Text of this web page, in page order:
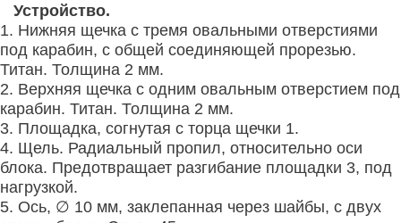
Устройство.
1. Нижняя щечка с тремя овальными отверстиями
под карабин, с общей соединяющей прорезью.
Титан. Толщина 2 мм.
2. Верхняя щечка с одним овальным отверстием под
карабин. Титан. Толщина 2 мм.
3. Площадка, согнутая с торца щечки 1.
4. Щель. Радиальный пропил, относительно оси
блока. Предотвращает разгибание площадки 3, под
нагрузкой.
5. Ось, ∅ 10 мм, заклепанная через шайбы, с двух